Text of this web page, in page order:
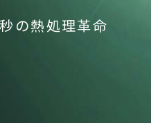
フラッシュランプ
の熱処理革命
ーで急速加熱
フラッシュランプ